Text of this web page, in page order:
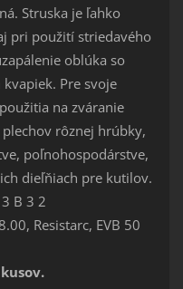
Struska je ľahko
pri použití striedavého
oblúka so
Pre svoje
na zváranie
rôznej hrúbky,
poľnohospodárstve,
dieľňiach pre kutilov.
B 3 2
Resistarc, EVB 50